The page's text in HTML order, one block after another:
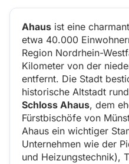
Ahaus ist eine
etwa 40.000
Region Nordrhein-
Kilometer von der
entfernt. Die Stadt
historische Altstadt
Schloss Ahaus, dem
Fürstbischöfe von
Ahaus ein wichtiger
Unternehmen wie der
und Heizungstechnik),